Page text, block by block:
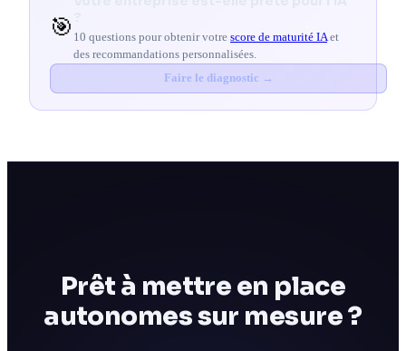
🎯 10 questions pour obtenir votre score de maturité IAet
des recommandations personnalisées.
Faire le diagnostic →
Prêt à mettre en place
autonomes sur mesure ?